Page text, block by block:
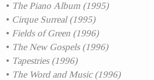
The Piano Album (1995)
Cirque Surreal (1995)
Fields of Green (1996)
The New Gospels (1996)
Tapestries (1996)
The Word and Music (1996)